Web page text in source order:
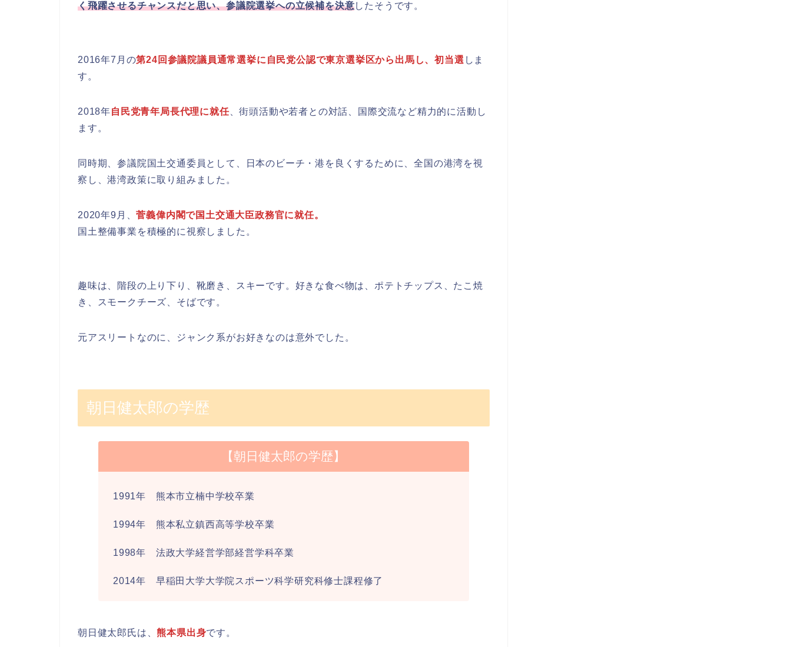
く飛躍させるチャンスだと思い、参議院選挙への立候補を決意したそうです。
2016年7月の第24回参議院議員通常選挙に自民党公認で東京選挙区から出馬し、初当選 しま
す。
2018年自民党青年局長代理に就任、街頭活動や若者との対話、国際交流など精力的に活動し
ます。
同時期、参議院国土交通委員として、日本のビーチ・港を良くするために、全国の港湾を視
察し、港湾政策に取り組みました。
2020年9月、菅義偉内閣で国土交通大臣政務官に就任。
国土整備事業を積極的に視察しました。
趣味は、階段の上り下り、靴磨き、スキーです。好きな食べ物は、ポテトチップス、たこ焼
き、スモークチーズ、そばです。
元アスリートなのに、ジャンク系がお好きなのは意外でした。
朝日健太郎の学歴
【朝日健太郎の学歴】
1991年 熊本市立楠中学校卒業
1994年 熊本私立鎮西高等学校卒業
1998年 法政大学経営学部経営学科卒業
2014年 早稲田大学大学院スポーツ科学研究科修士課程修了
朝日健太郎氏は、熊本県出身です。